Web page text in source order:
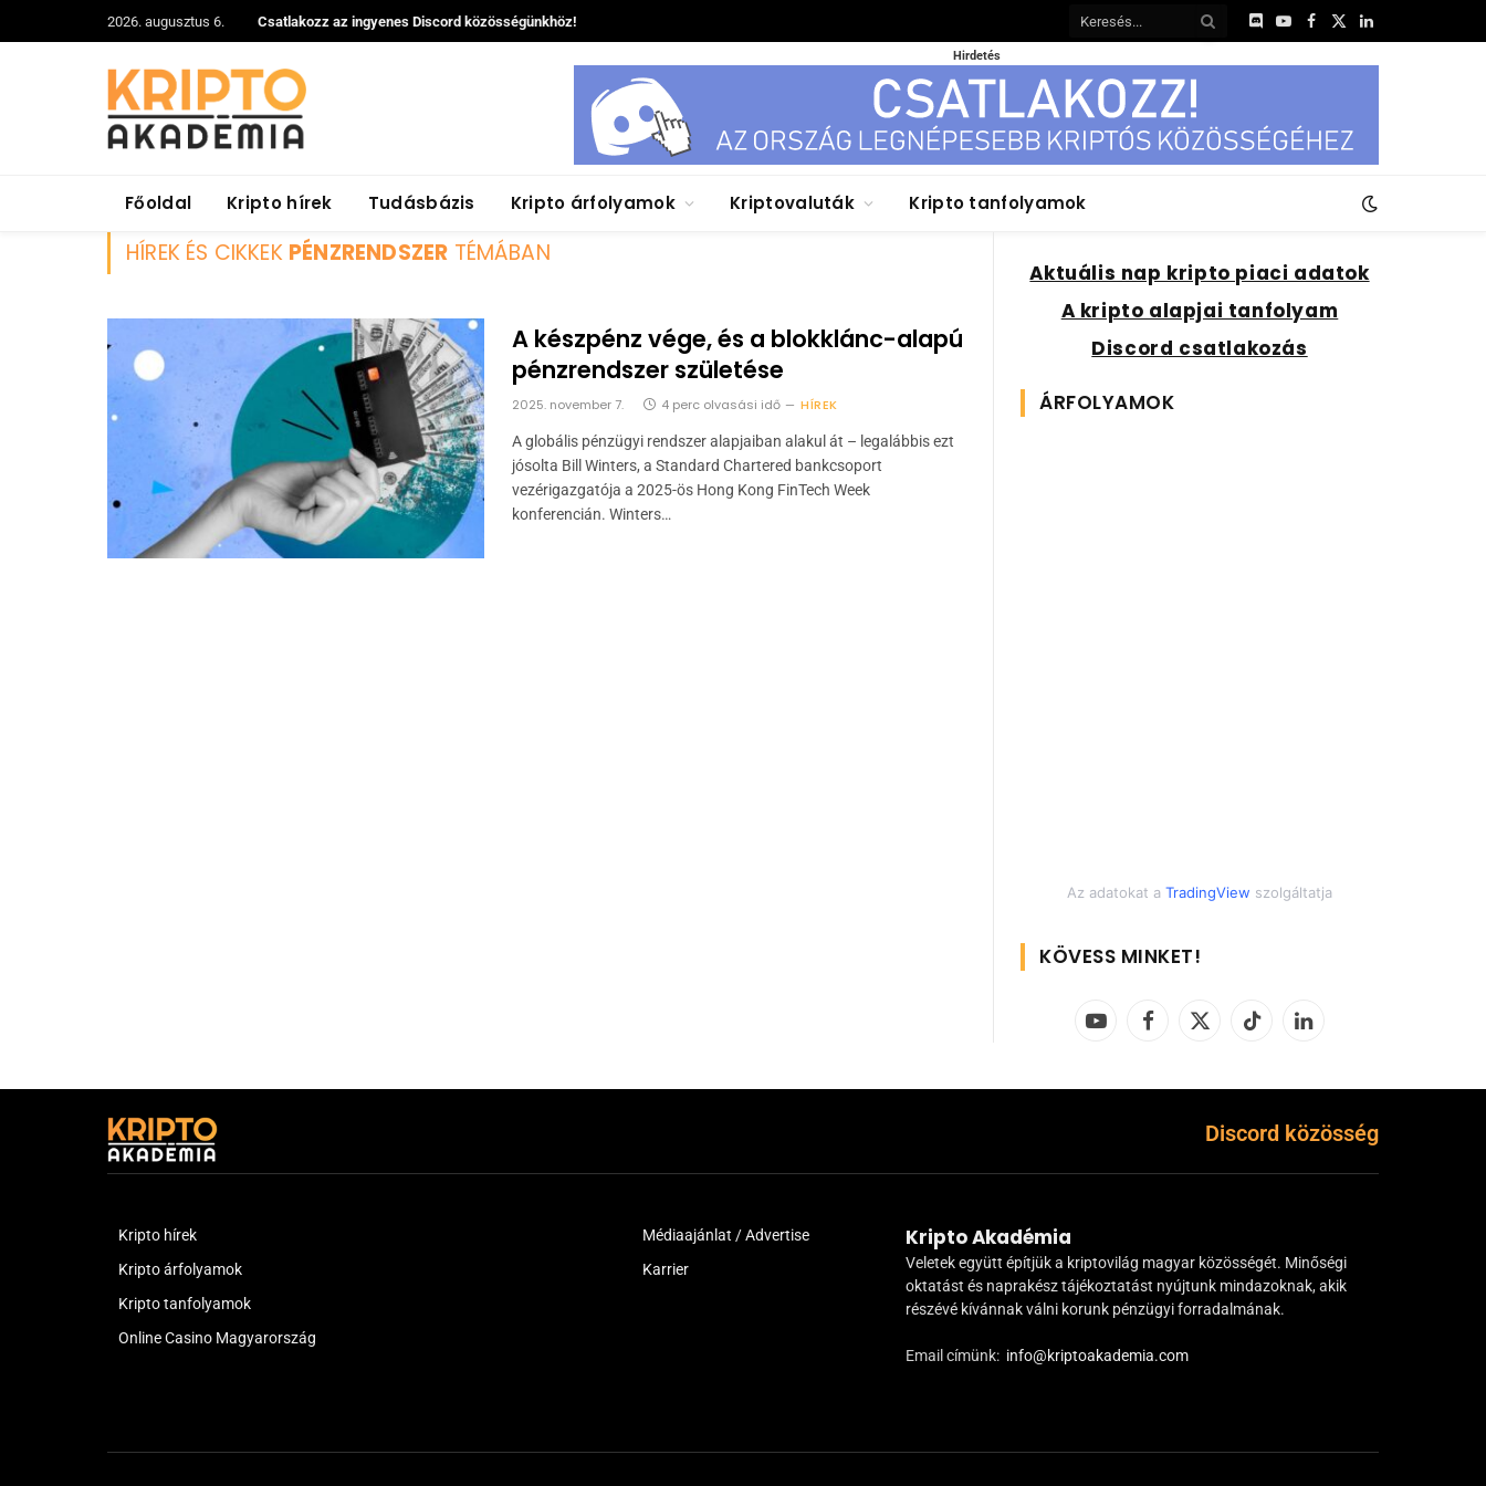
2026. augusztus 6. Csatlakozz az ingyenes Discord közösségünkhöz!
DiscordYouTube
Facebook
X
LinkedIn
Hirdetés
Főoldal Kripto hírek Tudásbázis Kripto árfolyamok Kriptovaluták Kripto tanfolyamok
HÍREK ÉS CIKKEK PÉNZRENDSZER TÉMÁBAN
A készpénz vége, és a blokklánc-alapú
pénzrendszer születése
2025. november 7. 4 perc olvasási idő HÍREK
A globális pénzügyi rendszer alapjaiban alakul át – legalábbis ezt
jósolta Bill Winters, a Standard Chartered bankcsoport
vezérigazgatója a 2025-ös Hong Kong FinTech Week
konferencián. Winters…
Aktuális nap kripto piaci adatok
A kripto alapjai tanfolyam
Discord csatlakozás
ÁRFOLYAMOK
Az adatokat a TradingView szolgáltatja
KÖVESS MINKET!
YouTubeFacebook
X
TikTok LinkedIn
Discord közösség
Kripto hírek
Kripto árfolyamok
Kripto tanfolyamok
Online Casino Magyarország
Médiaajánlat / Advertise
Karrier
Kripto Akadémia
Veletek együtt építjük a kriptovilág magyar közösségét. Minőségi
oktatást és naprakész tájékoztatást nyújtunk mindazoknak, akik
részévé kívánnak válni korunk pénzügyi forradalmának.
Email címünk: info@kriptoakademia.com